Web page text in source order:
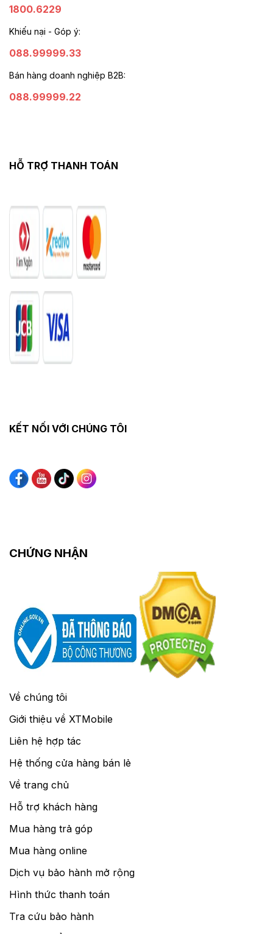
1800.6229
Khiếu nại - Góp ý:
088.99999.33
Bán hàng doanh nghiệp B2B:
088.99999.22
HỖ TRỢ THANH TOÁN
KẾT NỐI VỚI CHÚNG TÔI
CHỨNG NHẬN
Về chúng tôi
Giới thiệu về XTMobile
Liên hệ hợp tác
Hệ thống cửa hàng bán lẻ
Về trang chủ
Hỗ trợ khách hàng
Mua hàng trả góp
Mua hàng online
Dịch vụ bảo hành mở rộng
Hình thức thanh toán
Tra cứu bảo hành